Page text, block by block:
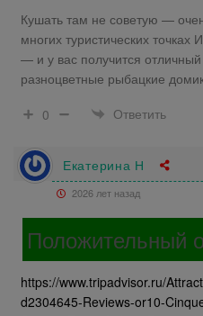
Кушать там не советую —
многих туристических
— и у вас получится
разноцветные рыбацкие
0
Ответить
Екатерина Н
2026 лет назад
Положительный
https://www.tripadvisor.ru/
d2304645-Reviews-or10-